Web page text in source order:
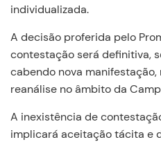
individualizada.
A decisão proferida pelo
contestação será definitiva,
cabendo nova
reanálise no âmbito da
A inexistência de
implicará aceitação tácita e